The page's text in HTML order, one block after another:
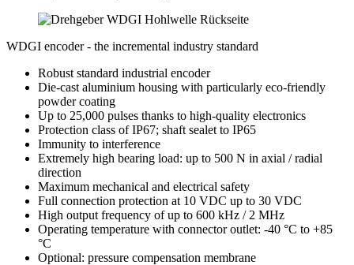
WDGI encoder - the incremental industry standard
Robust standard industrial encoder
Die-cast aluminium housing with particularly eco-friendly
powder coating
Up to 25,000 pulses thanks to high-quality electronics
Protection class of IP67; shaft sealet to IP65
Immunity to interference
Extremely high bearing load: up to 500 N in axial / radial
direction
Maximum mechanical and electrical safety
Full connection protection at 10 VDC up to 30 VDC
High output frequency of up to 600 kHz / 2 MHz
Operating temperature with connector outlet: -40 °C to +85
°C
Optional: pressure compensation membrane